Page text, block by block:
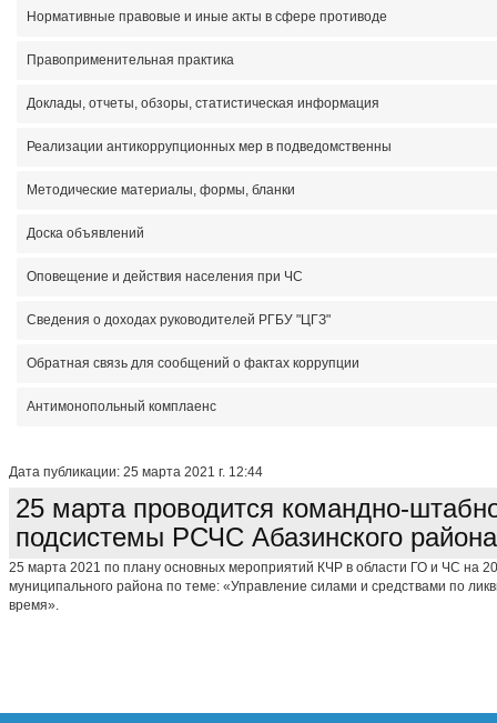
Нормативные правовые и иные акты в сфере противоде
Правоприменительная практика
Доклады, отчеты, обзоры, статистическая информация
Реализации антикоррупционных мер в подведомственны
Методические материалы, формы, бланки
Доска объявлений
Оповещение и действия населения при ЧС
Сведения о доходах руководителей РГБУ "ЦГЗ"
Обратная связь для сообщений о фактах коррупции
Антимонопольный комплаенс
Дата публикации: 25 марта 2021 г. 12:44
25 марта проводится командно-
подсистемы РСЧС Абазинского
25 марта 2021 по плану основных мероприятий КЧР в области ГО и ЧС на
муниципального района по теме: «Управление силами и средствами по
время».